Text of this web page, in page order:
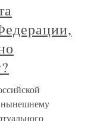
нынешнему